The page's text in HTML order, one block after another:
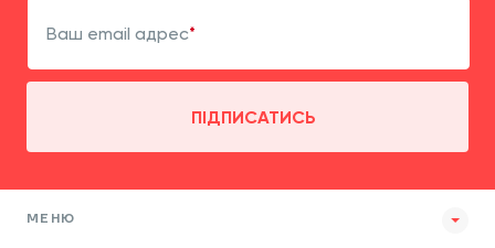
Ваш email адрес
ПІДПИСАТИСЬ
МЕНЮ